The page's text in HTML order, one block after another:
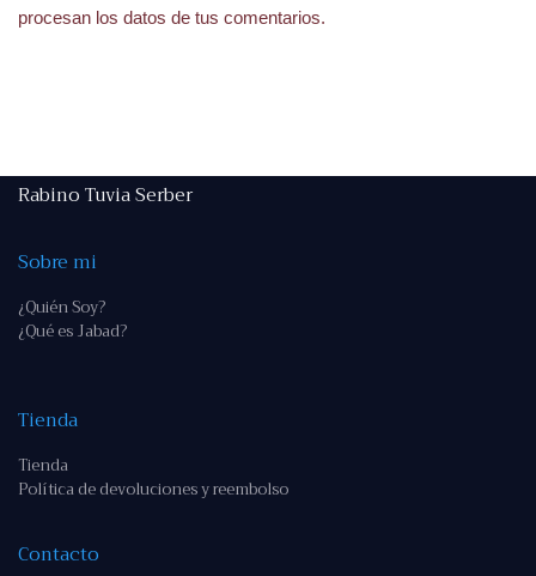
procesan los datos de tus comentarios.
Rabino Tuvia Serber
Sobre mi
¿Quién Soy?
¿Qué es Jabad?
Tienda
Tienda
Política de devoluciones y reembolso
Contacto